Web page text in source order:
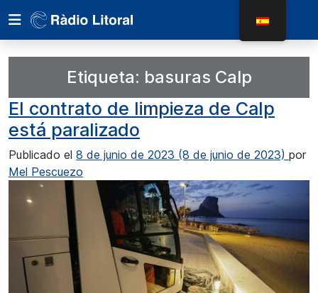
Etiqueta: basuras Calp
El contrato de limpieza de Calp
está paralizado
Publicado el 8 de junio de 2023 (8 de junio de 2023) por
Mel Pescuezo